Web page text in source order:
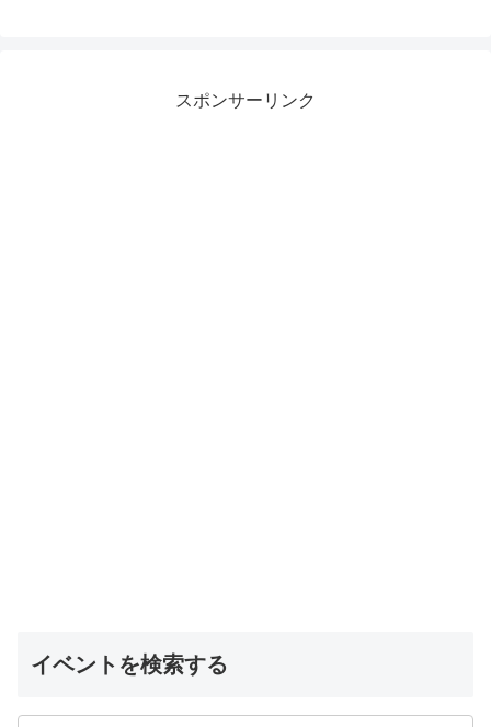
スポンサーリンク
イベントを検索する